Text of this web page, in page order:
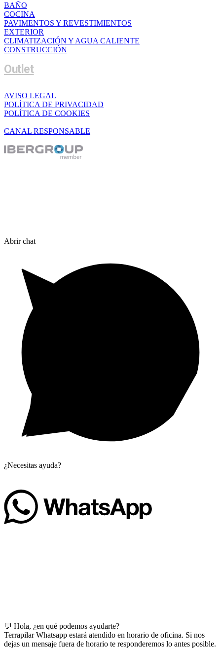
BAÑO
COCINA
PAVIMENTOS Y REVESTIMIENTOS
EXTERIOR
CLIMATIZACIÓN Y AGUA CALIENTE
CONSTRUCCIÓN
Outlet
AVISO LEGAL
POLÍTICA DE PRIVACIDAD
POLÍTICA DE COOKIES
CANAL RESPONSABLE
Abrir chat
¿Necesitas ayuda?
💬 Hola, ¿en qué podemos ayudarte?
Terrapilar Whatsapp estará atendido en horario de oficina. Si nos
dejas un mensaje fuera de horario te responderemos lo antes posible.